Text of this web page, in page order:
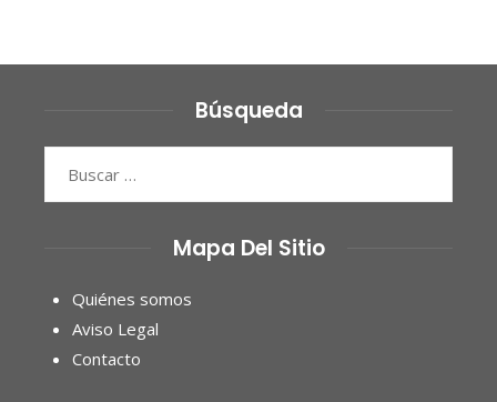
Búsqueda
Mapa Del Sitio
Quiénes somos
Aviso Legal
Contacto